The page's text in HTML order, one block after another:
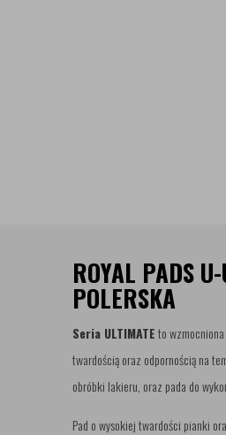
ROYAL PADS
POLERSKA
Seria ULTIMATEto
twardością oraz odpornością na
obróbki lakieru, oraz pada do
Pad o wysokiej twardości pianki